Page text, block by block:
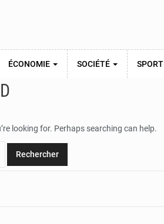
ÉCONOMIE SOCIÉTÉ SPORT
looking for. Perhaps searching can help.